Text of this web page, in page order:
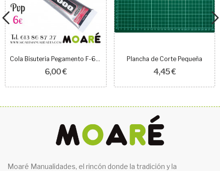
Cola Bisuteria Pegamento F-6000 50g
6,00 €
Plancha de Corte Pequeña
4,45 €
Moaré Manualidades, el rincón donde la tradición y la